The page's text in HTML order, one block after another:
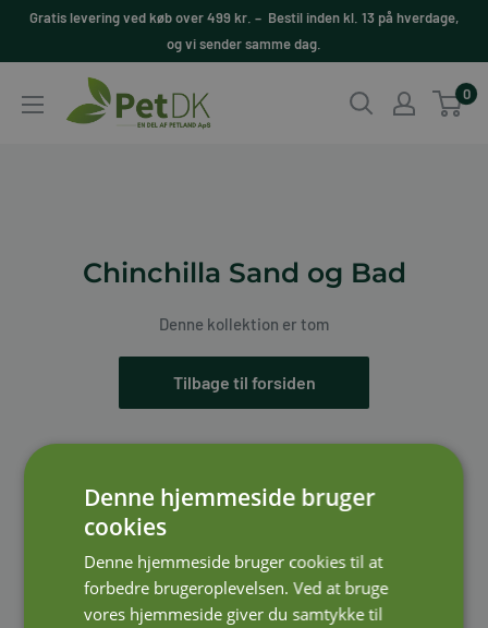
VidereGratis levering ved køb over 499 kr. – Bestil inden kl. 13 på hverdage,
og vi sender samme dag.
PetDK 0
Chinchilla Sand og Bad
Denne kollektion er tom
Tilbage til forsiden
Hurtig levering med GLS
Bestil før kl. 13:00 på hverdage, og vi sender samme dag
Denne hjemmeside bruger
cookies
Denne hjemmeside bruger cookies til at
forbedre brugeroplevelsen. Ved at bruge
vores hjemmeside giver du samtykke til